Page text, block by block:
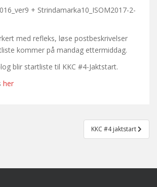
+ Strindamarka10_ISOM2017-2-
med refleks, løse postbeskrivelser
kommer på mandag ettermiddag.
blir startliste til KKC #4-Jaktstart.
her
KKC #4 jaktstart